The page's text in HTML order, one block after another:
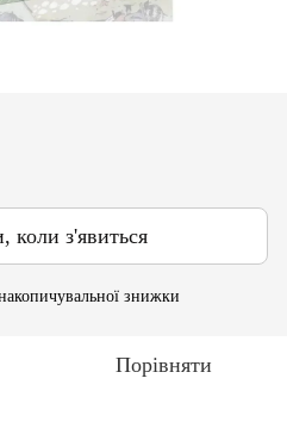
коли з'явиться
знижки
Порівняти